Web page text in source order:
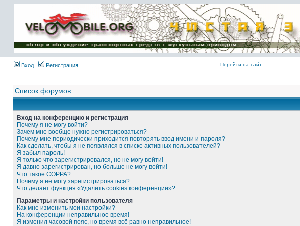
Имя пользователя:
Пароль:
{ LOG_ME_IN_SHORT
}
Вход Регистрация Перейти на сайт
Список форумов
Вход на конференцию и регистрация
Почему я не могу войти?
Зачем мне вообще нужно регистрироваться?
Почему мне периодически приходится повторять ввод имени и пароля?
Как сделать, чтобы я не появлялся в списке активных пользователей?
Я забыл пароль!
Я только что зарегистрировался, но не могу войти!
Я давно зарегистрирован, но больше не могу войти!
Что такое COPPA?
Почему я не могу зарегистрироваться?
Что делает функция «Удалить cookies конференции»?
Параметры и настройки пользователя
Как мне изменить мои настройки?
На конференции неправильное время!
Я изменил часовой пояс, но время всё равно неправильное!